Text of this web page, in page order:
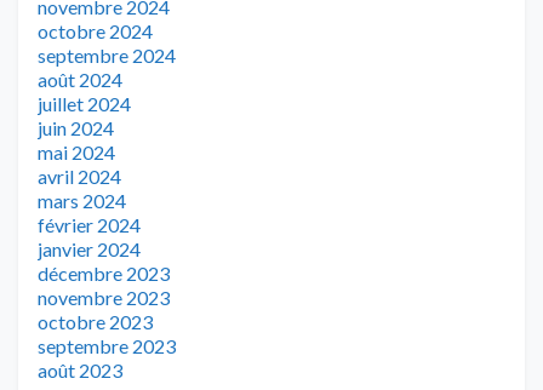
novembre 2024
octobre 2024
septembre 2024
août 2024
juillet 2024
juin 2024
mai 2024
avril 2024
mars 2024
février 2024
janvier 2024
décembre 2023
novembre 2023
octobre 2023
septembre 2023
août 2023